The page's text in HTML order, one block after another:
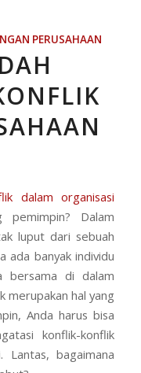
PERUSAHAAN
dalam organisasi
Dalam
luput dari sebuah
ada banyak individu
bersama di dalam
merupakan hal yang
Anda harus bisa
konflik-konflik
bagaimana